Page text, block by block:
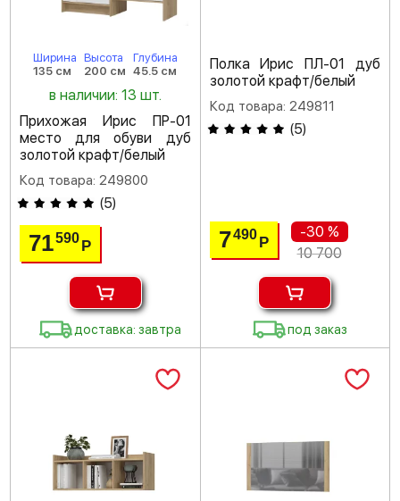
Ширина
135 см
Высота
200 см
Глубина
45.5 см
в наличии: 13 шт.
Прихожая Ирис ПР-01
место для обуви дуб
золотой крафт/белый
Код товара: 249800
(5)
71590Р
доставка: завтра
Полка Ирис ПЛ-01 дуб
золотой крафт/белый
Код товара: 249811
(5)
7490 Р
-30 %
10 700
под заказ